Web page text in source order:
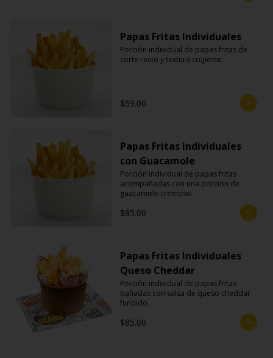
Papas Fritas Individuales
Porción individual de papas fritas de
corte recto y textura crujiente.
$59.00
Papas Fritas Individuales
con Guacamole
Porción individual de papas fritas
acompañadas con una porción de
guacamole cremoso.
$85.00
Papas Fritas Individuales
Queso Cheddar
Porción individual de papas fritas
bañadas con salsa de queso cheddar
fundido.
$85.00